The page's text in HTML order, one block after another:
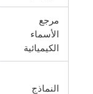
مرجع
الأسماء
الكيميائية
النماذج